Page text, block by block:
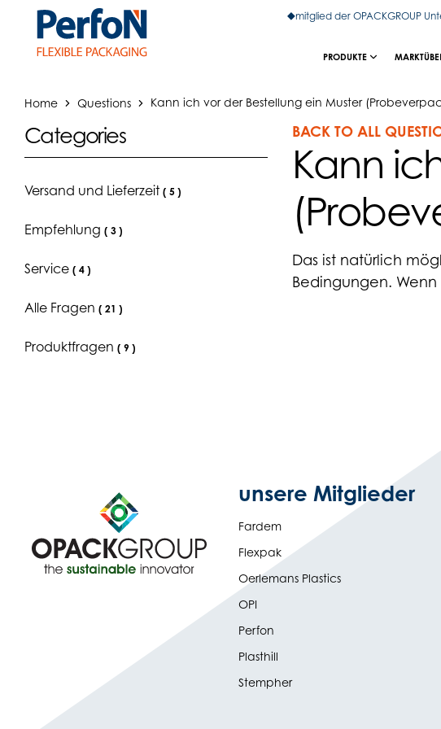
mitglied der OPACKGROUP
PRODUKTE
Home Questions Kann ich vor der Bestellung ein Muster
Categories
Versand und Lieferzeit ( 5 )
Empfehlung ( 3 )
Service ( 4 )
Alle Fragen ( 21 )
Produktfragen ( 9 )
BACK TO ALL
Kann
Das ist natürlich
Bedingungen.
unsere Mitglieder
Fardem
Flexpak
Oerlemans Plastics
OPI
Perfon
Plasthill
Stempher